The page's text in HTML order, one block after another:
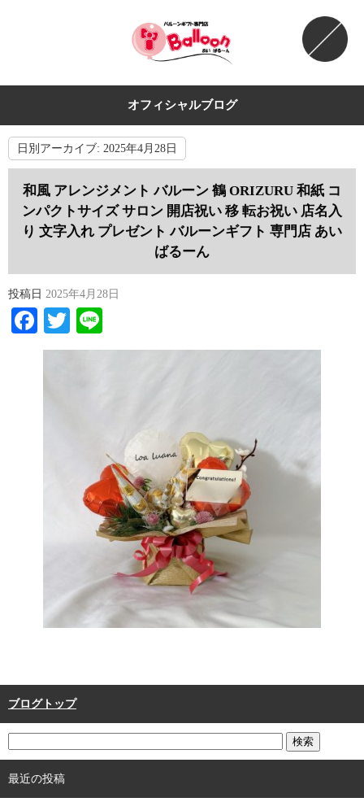
オフィシャルブログ
日別アーカイブ: 2025年4月28日
和風 アレンジメント バルーン 鶴 ORIZURU 和紙 コ
ンパクトサイズ サロン 開店祝い 移 転お祝い 店名入
り 文字入れ プレゼント バルーンギフト 専門店 あい
ばるーん
投稿日 2025年4月28日
Facebook
Twitter
ブログトップ
最近の投稿